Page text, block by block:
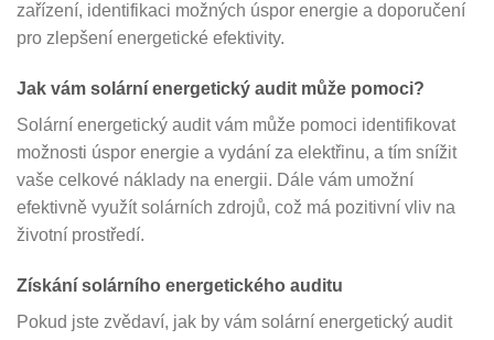
zařízení, identifikaci možných úspor energie a doporučení
pro zlepšení energetické efektivity.
Jak vám solární energetický audit může pomoci?
Solární energetický audit vám může pomoci identifikovat
možnosti úspor energie a vydání za elektřinu, a tím snížit
vaše celkové náklady na energii. Dále vám umožní
efektivně využít solárních zdrojů, což má pozitivní vliv na
životní prostředí.
Získání solárního energetického auditu
Pokud jste zvědaví, jak by vám solární energetický audit